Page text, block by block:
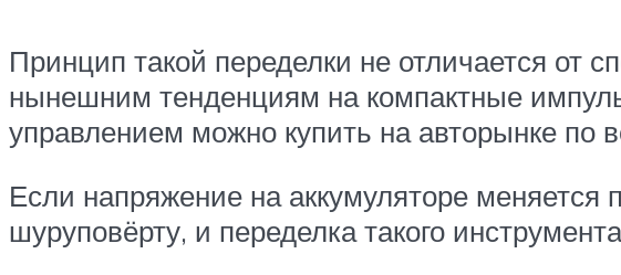
Принцип такой переделки не отличается от
нынешним тенденциям на компактные
управлением можно купить на авторынке по
Если напряжение на аккумуляторе
шуруповёрту, и переделка такого